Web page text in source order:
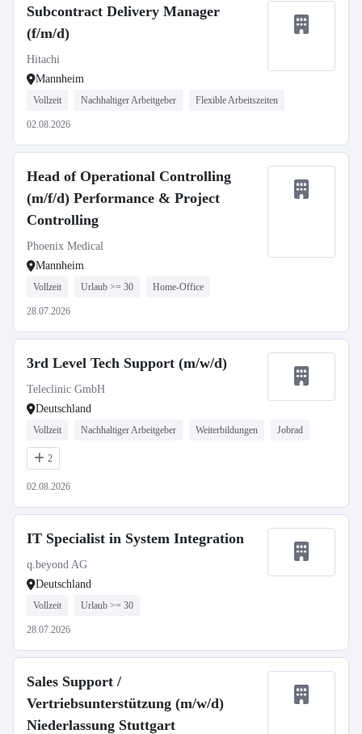
Subcontract Delivery Manager
(f/m/d)
Hitachi
Mannheim
Vollzeit Nachhaltiger Arbeitgeber Flexible Arbeitszeiten
02.08.2026
Head of Operational Controlling
(m/f/d) Performance & Project
Controlling
Phoenix Medical
Mannheim
Vollzeit Urlaub >= 30 Home-Office
28.07.2026
3rd Level Tech Support (m/w/d)
Teleclinic GmbH
Deutschland
Vollzeit Nachhaltiger Arbeitgeber Weiterbildungen Jobrad
2
02.08.2026
IT Specialist in System Integration
q.beyond AG
Deutschland
Vollzeit Urlaub >= 30
28.07.2026
Sales Support /
Vertriebsunterstützung (m/w/d)
Niederlassung Stuttgart